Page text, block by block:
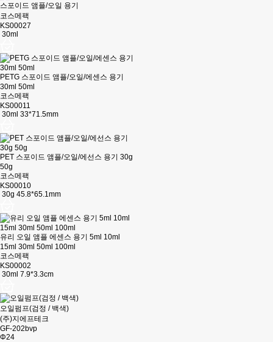
스포이드 앰플/오일 용기
코스메팩
KS00027
30ml
PETG 스포이드 앰플/오일/에센스 용기
30ml 50ml
코스메팩
KS00011
30ml 33*71.5mm
PET 스포이드 앰플/오일/에선스 용기 30g
50g
코스메팩
KS00010
30g 45.8*65.1mm
유리 오일 앰플 에센스 용기 5ml 10ml
15ml 30ml 50ml 100ml
코스메팩
KS00002
30ml 7.9*3.3cm
오일펌프(검정 / 백색)
(주)지에프테크
GF-202bvp
Φ24